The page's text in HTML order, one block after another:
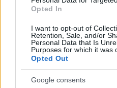
Opted In
I want to opt-out of
Retention, Sale, and/or
Personal Data that Is
Purposes for which it was
Opted Out
Google consents
o
o
k
r
p
p
NOTIZIE RECENTI
Robbie Williams
Festival al